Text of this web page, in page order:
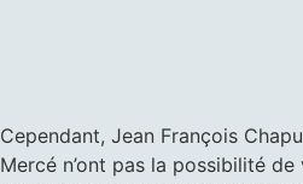
Cependant, Jean François
Mercé n’ont pas la possibilité de